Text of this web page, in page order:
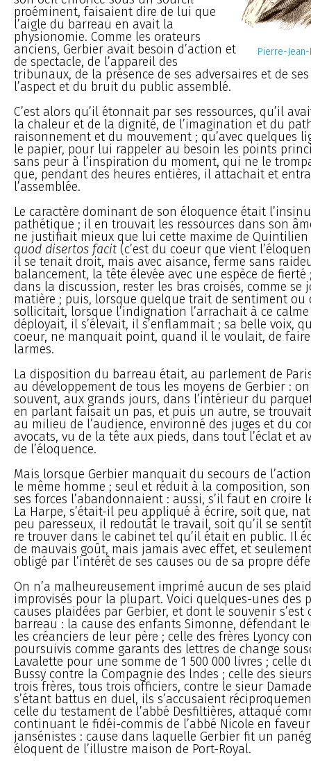
Pierre-Jean-
proéminent, faisaient dire de lui que
l’aigle du barreau en avait la
physionomie. Comme les orateurs
anciens, Gerbier avait besoin d’action et
de spectacle, de l’appareil des
tribunaux, de la présence de ses adversaires et de
l’aspect et du bruit du public assemblé.
C’est alors qu’il étonnait par ses ressources, qu’il
la chaleur et de la dignité, de l’imagination et du
raisonnement et du mouvement ; qu’avec quelques
le papier, pour lui rappeler au besoin les points
sans peur à l’inspiration du moment, qui ne le
que, pendant des heures entières, il attachait et
l’assemblée.
Le caractère dominant de son éloquence était
pathétique ; il en trouvait les ressources dans son
ne justifiait mieux que lui cette maxime de
quod disertos facit (c’est du coeur que vient
il se tenait droit, mais avec aisance, ferme sans
balancement, la tête élevée avec une espèce de
dans la discussion, rester les bras croisés, comme se
matière ; puis, lorsque quelque trait de sentiment ou
sollicitait, lorsque l’indignation l’arrachait à ce
déployait, il s’élevait, il s’enflammait ; sa belle voix,
coeur, ne manquait point, quand il le voulait, de
larmes.
La disposition du barreau était, au parlement de
au développement de tous les moyens de Gerbier :
souvent, aux grands jours, dans l’intérieur du
en parlant faisait un pas, et puis un autre, se
au milieu de l’audience, environné des juges et du
avocats, vu de la tête aux pieds, dans tout l’éclat et
de l’éloquence.
Mais lorsque Gerbier manquait du secours de
le même homme ; seul et réduit à la composition,
ses forces l’abandonnaient : aussi, s’il faut en croire
La Harpe, s’était-il peu appliqué à écrire, soit que,
peu paresseux, il redoutât le travail, soit qu’il se
re trouver dans le cabinet tel qu’il était en public. Il
de mauvais goût, mais jamais avec effet, et
obligé par l’intérêt de ses causes ou de sa propre
On n’a malheureusement imprimé aucun de ses
improvisés pour la plupart. Voici quelques-unes des
causes plaidées par Gerbier, et dont le souvenir s’est
barreau : la cause des enfants Simonne, défendant
les créanciers de leur père ; celle des frères Lyoncy
poursuivis comme garants des lettres de change
Lavalette pour une somme de 1 500 000 livres ; celle
Bussy contre la Compagnie des lndes ; celle des
trois frères, tous trois officiers, contre le sieur
s’étant battus en duel, ils s’accusaient
celle du testament de l’abbé Desfiltières, attaqué
continuant le fidéi-commis de l’abbé Nicole en
jansénistes : cause dans laquelle Gerbier fit un
éloquent de l’illustre maison de Port-Royal.